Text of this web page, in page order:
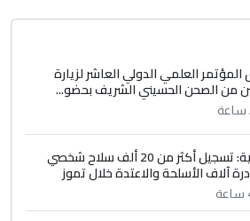
مستعجل جدا ولامصلحة فيه
القرار الصائب يكون بعد
ومغرفة ...
يعفي مدير مستشفى الكرخ
4
من عصابة علي ماما يسقط
للعراق ومن اصول عريقة
المؤتمر العلمي الدولي العاشر لزيارة
من الصحن الحسيني الشريف بحضو...
الداخلية: تسجيل أكثر من 20 ألف سلاح شخصي
آلاف الأسلحة والاعتدة خلال تموز